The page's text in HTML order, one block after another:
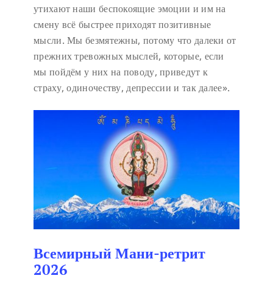
утихают наши беспокоящие эмоции и им на
смену всё быстрее приходят позитивные
мысли. Мы безмятежны, потому что далеки от
прежних тревожных мыслей, которые, если
мы пойдём у них на поводу, приведут к
страху, одиночеству, депрессии и так далее».
Всемирный Мани-ретрит
2026